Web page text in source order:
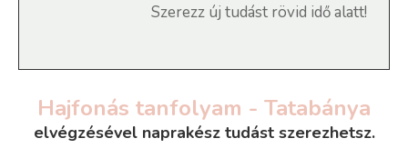
Szerezz új tudást rövid idő alatt!
Hajfonás tanfolyam - Tatabánya
elvégzésével naprakész tudást szerezhetsz.